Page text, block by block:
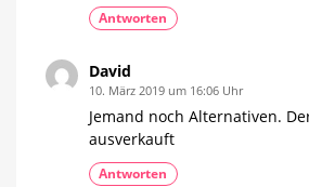
Antworten
David
10. März 2019 um 16:06 Uhr
Jemand noch Alternativen.
ausverkauft
Antworten